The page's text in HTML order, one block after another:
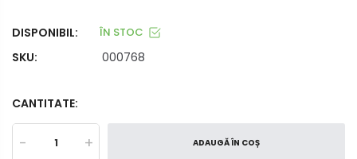
DISPONIBIL: ÎN STOC
SKU: 000768
CANTITATE:
- + ADAUGĂ ÎN COȘ